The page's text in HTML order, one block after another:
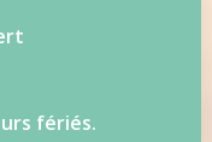
fériés.